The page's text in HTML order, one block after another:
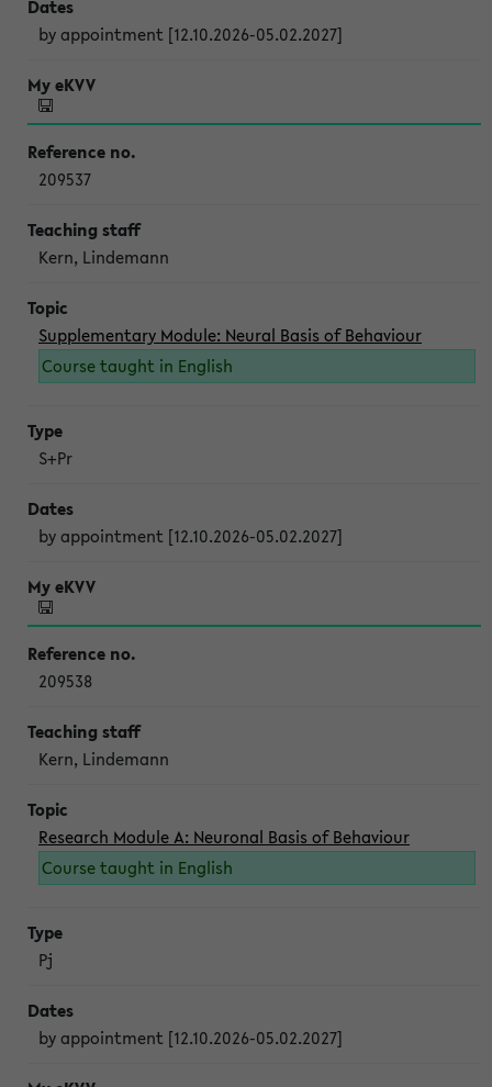
by appointment [12.10.2026-05.02.2027]
209537
Kern, Lindemann
Supplementary Module: Neural Basis of Behaviour
Course taught in English
S+Pr
by appointment [12.10.2026-05.02.2027]
209538
Kern, Lindemann
Research Module A: Neuronal Basis of Behaviour
Course taught in English
Pj
by appointment [12.10.2026-05.02.2027]